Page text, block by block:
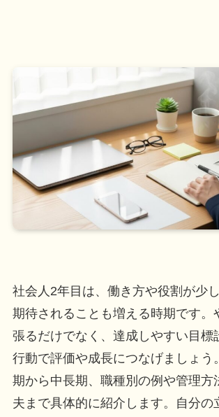
社会人2年目は、働き方や役割が少
期待されることも増える時期です。
張るだけでなく、達成しやすい目標
行動で評価や成長につなげましょう
期から中長期、職種別の例や管理方
夫まで具体的に紹介します。自分の